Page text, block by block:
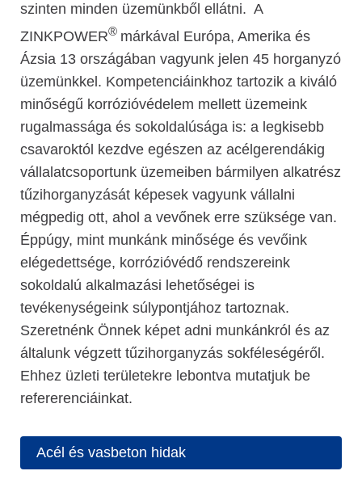
szinten minden üzemünkből ellátni. A
ZINKPOWER® márkával Európa, Amerika és
Ázsia 13 országában vagyunk jelen 45 horganyzó
üzemünkkel. Kompetenciáinkhoz tartozik a kiváló
minőségű korrózióvédelem mellett üzemeink
rugalmassága és sokoldalúsága is: a legkisebb
csavaroktól kezdve egészen az acélgerendákig
vállalatcsoportunk üzemeiben bármilyen alkatrész
tűzihorganyzását képesek vagyunk vállalni
mégpedig ott, ahol a vevőnek erre szüksége van.
Éppúgy, mint munkánk minősége és vevőink
elégedettsége, korrózióvédő rendszereink
sokoldalú alkalmazási lehetőségei is
tevékenységeink súlypontjához tartoznak.
Szeretnénk Önnek képet adni munkánkról és az
általunk végzett tűzihorganyzás sokféleségéről.
Ehhez üzleti területekre lebontva mutatjuk be
refererenciáinkat.
Acél és vasbeton hidak